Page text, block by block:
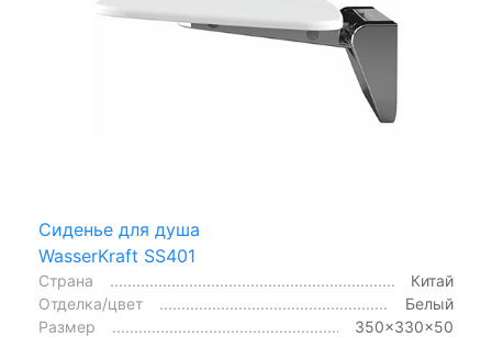
Сиденье для душа
WasserKraft SS401
Страна
Китай
Отделка/цвет
Белый
Размер
350x330x50